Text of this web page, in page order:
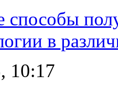
способы
в
10:17